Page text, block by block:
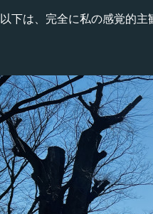
以下は、完全に私の感覚的主